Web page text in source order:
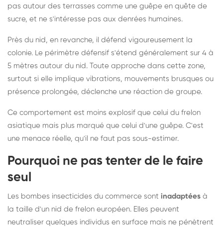
pas autour des terrasses comme une guêpe en quête de
sucre, et ne s'intéresse pas aux denrées humaines.
Près du nid, en revanche, il défend vigoureusement la
colonie. Le périmètre défensif s'étend généralement sur 4 à
5 mètres autour du nid. Toute approche dans cette zone,
surtout si elle implique vibrations, mouvements brusques ou
présence prolongée, déclenche une réaction de groupe.
Ce comportement est moins explosif que celui du frelon
asiatique mais plus marqué que celui d'une guêpe. C'est
une menace réelle, qu'il ne faut pas sous-estimer.
Pourquoi ne pas tenter de le faire
seul
Les bombes insecticides du commerce sont inadaptées à
la taille d'un nid de frelon européen. Elles peuvent
neutraliser quelques individus en surface mais ne pénètrent